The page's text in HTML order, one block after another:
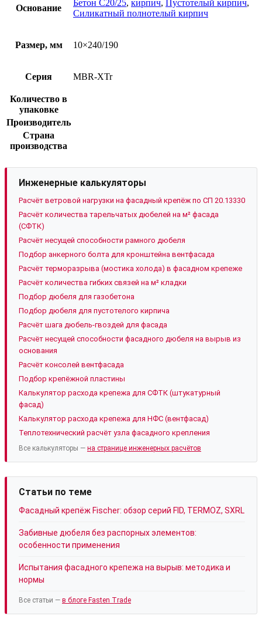
Основание
Бетон С20/25, кирпич, Пустотелый кирпич,
Силикатный полнотелый кирпич
Размер, мм 10×240/190
Серия MBR-XTr
Количество в
упаковке
Производитель
Страна
производства
Инженерные калькуляторы
Расчёт ветровой нагрузки на фасадный крепёж по СП 20.13330
Расчёт количества тарельчатых дюбелей на м² фасада
(СФТК)
Расчёт несущей способности рамного дюбеля
Подбор анкерного болта для кронштейна вентфасада
Расчёт терморазрыва (мостика холода) в фасадном крепеже
Расчёт количества гибких связей на м² кладки
Подбор дюбеля для газобетона
Подбор дюбеля для пустотелого кирпича
Расчёт шага дюбель-гвоздей для фасада
Расчёт несущей способности фасадного дюбеля на вырыв из
основания
Расчёт консолей вентфасада
Подбор крепёжной пластины
Калькулятор расхода крепежа для СФТК (штукатурный
фасад)
Калькулятор расхода крепежа для НФС (вентфасад)
Теплотехнический расчёт узла фасадного крепления
Все калькуляторы — на странице инженерных расчётов
Статьи по теме
Фасадный крепёж Fischer: обзор серий FID, TERMOZ, SXRL
Забивные дюбеля без распорных элементов:
особенности применения
Испытания фасадного крепежа на вырыв: методика и
нормы
Все статьи — в блоге Fasten Trade